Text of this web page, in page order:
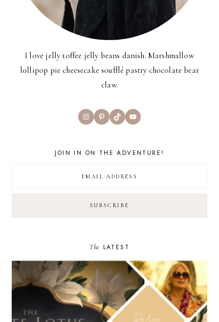
I love jelly toffee jelly beans danish. Marshmallow
lollipop pie cheesecake soufflé pastry chocolate bear
claw.
InstagramPinterest
TikTokYouTube
JOIN IN ON THE ADVENTURE!
The LATEST